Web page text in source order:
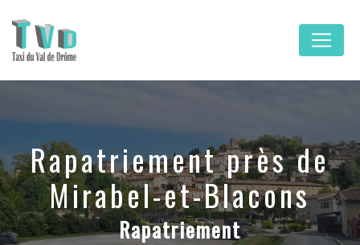
Rapatriement près de
Mirabel-et-Blacons
Rapatriement